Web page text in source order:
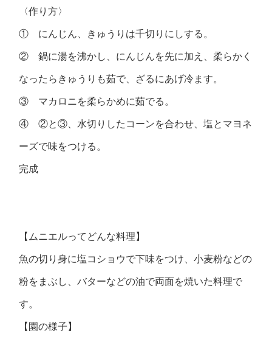
〈作り方〉
① にんじん、きゅうりは千切りにしする。
② 鍋に湯を沸かし、にんじんを先に加え、柔らかく
なったらきゅうりも茹で、ざるにあげ冷ます。
③ マカロニを柔らかめに茹でる。
④ ②と③、水切りしたコーンを合わせ、塩とマヨネ
ーズで味をつける。
完成
【ムニエルってどんな料理】
魚の切り身に塩コショウで下味をつけ、小麦粉などの
粉をまぶし、バターなどの油で両面を焼いた料理で
す。
【園の様子】